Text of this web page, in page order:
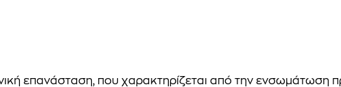
επανάσταση, που χαρακτηρίζεται από την